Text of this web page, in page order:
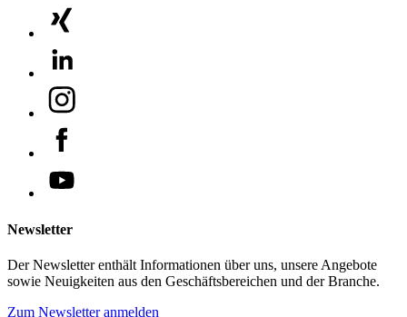
Newsletter
Der Newsletter enthält Informationen über uns, unsere Angebote
sowie Neuigkeiten aus den Geschäftsbereichen und der Branche.
Zum Newsletter anmelden